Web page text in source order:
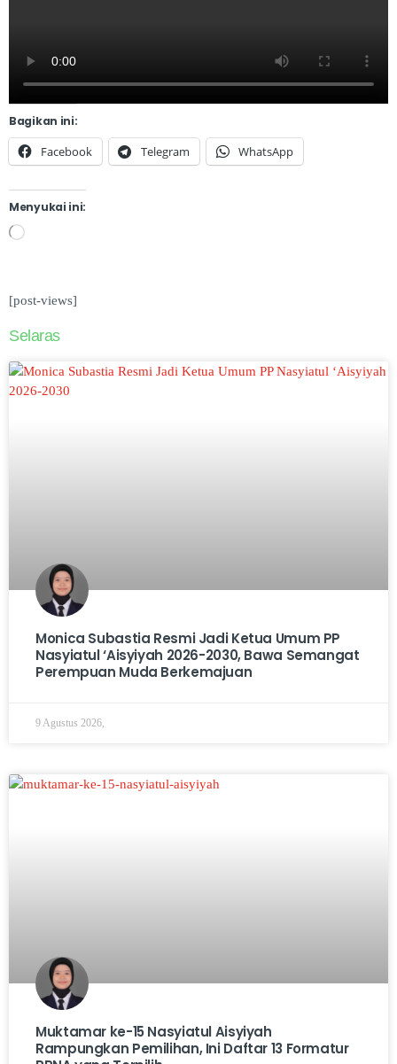
Bagikan ini:
Facebook Telegram WhatsApp
Menyukai ini:
[post-views]
Selaras
Monica Subastia Resmi Jadi Ketua Umum PP
Nasyiatul ‘Aisyiyah 2026-2030, Bawa Semangat
Perempuan Muda Berkemajuan
9 Agustus 2026,
Muktamar ke-15 Nasyiatul Aisyiyah
Rampungkan Pemilihan, Ini Daftar 13 Formatur